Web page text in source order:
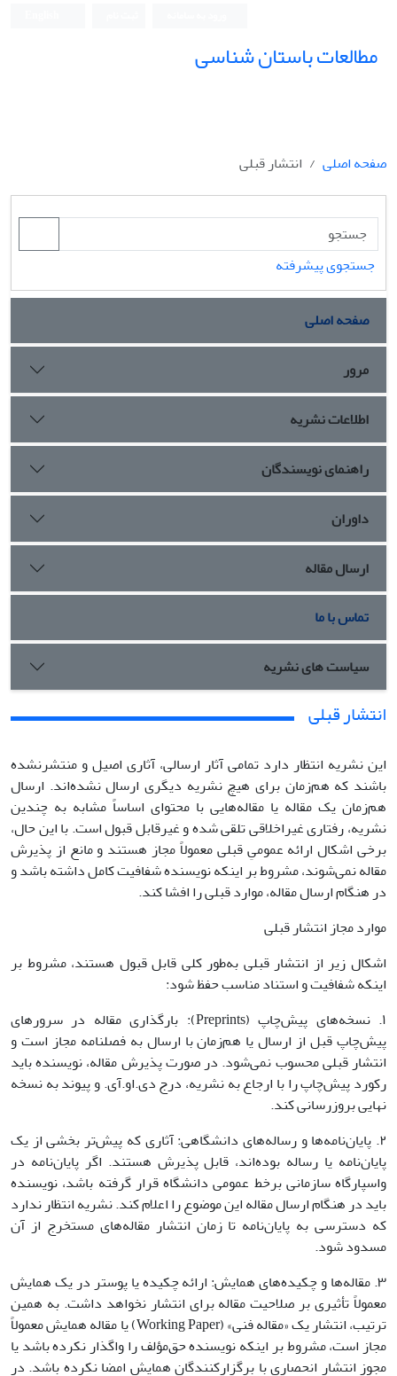
مطالعات باستان شناسی
صفحه اصلی انتشار قبلی
جستجوی پیشرفته
صفحه اصلی
مرور
اطلاعات نشریه
راهنمای نویسندگان
داوران
ارسال مقاله
تماس با ما
سیاست های نشریه
انتشار قبلی
این نشریه انتظار دارد تمامی آثار ارسالی، آثاری اصیل و منتشرنشده
باشند که هم‌زمان برای هیچ نشریه دیگری ارسال نشده‌اند. ارسال
هم‌زمان یک مقاله یا مقاله‌هایی با محتوای اساساً مشابه به چندین
نشریه، رفتاری غیراخلاقی تلقی شده و غیرقابل قبول است. با این حال،
برخی اشکال ارائه عمومیِ قبلی معمولاً مجاز هستند و مانع از پذیرش
مقاله نمی‌شوند، مشروط بر اینکه نویسنده شفافیت کامل داشته باشد و
در هنگام ارسال مقاله، موارد قبلی را افشا کند.
موارد مجاز انتشار قبلی
اشکال زیر از انتشار قبلی به‌طور کلی قابل قبول هستند، مشروط بر
اینکه شفافیت و استناد مناسب حفظ شود:
۱. نسخه‌های پیش‌چاپ (Preprints): بارگذاری مقاله در سرورهای
پیش‌چاپ قبل از ارسال یا هم‌زمان با ارسال به فصلنامه مجاز است و
انتشار قبلی محسوب نمی‌شود. در صورت پذیرش مقاله، نویسنده باید
رکورد پیش‌چاپ را با ارجاع به نشریه، درج دی.او.آی. و پیوند به نسخه
نهایی بروزرسانی کند.
۲. پایان‌نامه‌ها و رساله‌های دانشگاهی: آثاری که پیش‌تر بخشی از یک
پایان‌نامه یا رساله بوده‌اند، قابل پذیرش هستند. اگر پایان‌نامه در
واسپارگاه سازمانی برخط عمومی دانشگاه قرار گرفته باشد، نویسنده
باید در هنگام ارسال مقاله این موضوع را اعلام کند. نشریه انتظار ندارد
که دسترسی به پایان‌نامه تا زمان انتشار مقاله‌های مستخرج از آن
مسدود شود.
۳. مقاله‌ها و چکیده‌های همایش: ارائه چکیده یا پوستر در یک همایش
معمولاً تأثیری بر صلاحیت مقاله برای انتشار نخواهد داشت. به همین
ترتیب، انتشار یک «مقاله فنی» (Working Paper) یا مقاله همایش معمولاً
مجاز است، مشروط بر اینکه نویسنده حق‌مؤلف را واگذار نکرده باشد یا
مجوز انتشار انحصاری با برگزارکنندگان همایش امضا نکرده باشد. در